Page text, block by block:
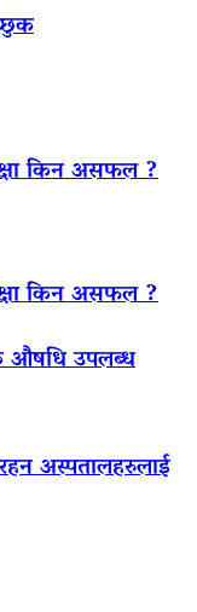
किन असफल ?
किन असफल ?
औषधि उपलब्ध
अस्पतालहरुलाई